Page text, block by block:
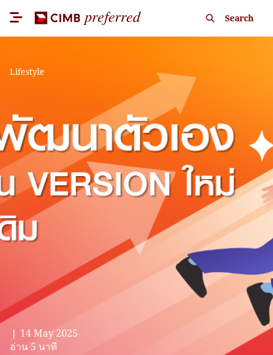
Search
Lifestyle
❘ 14 May 2025
อ่าน 5 นาที